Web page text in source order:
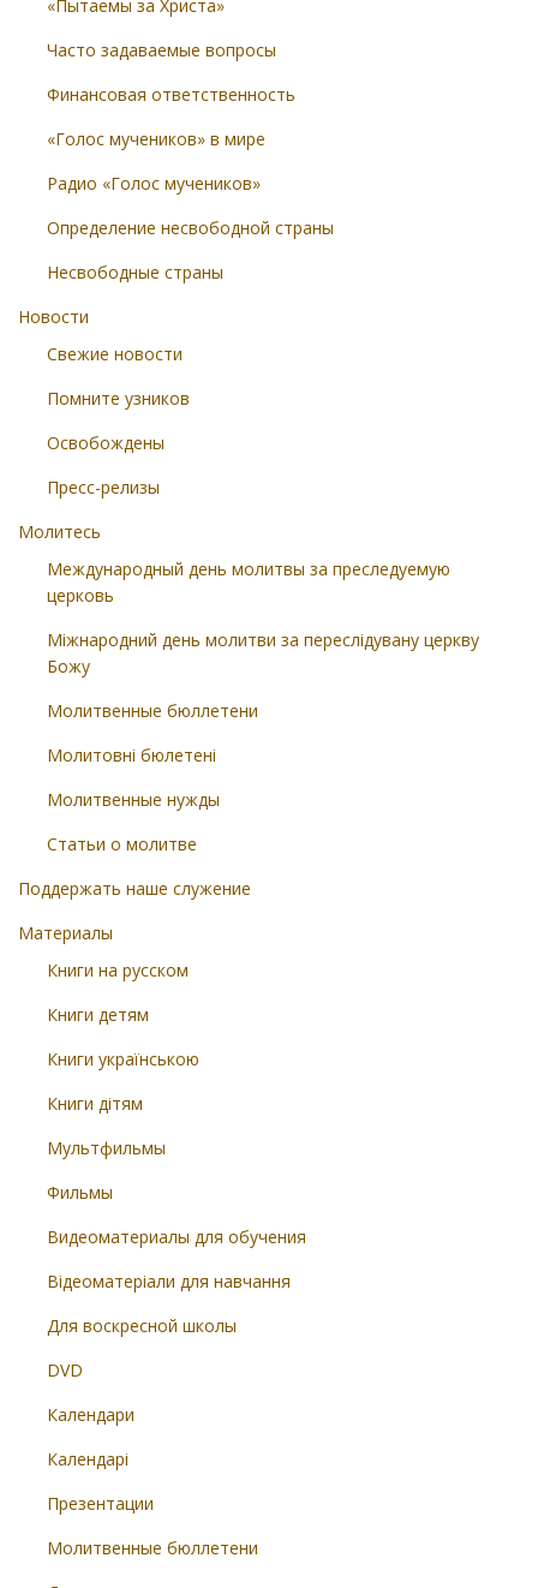
«Пытаемы за Христа»
Часто задаваемые вопросы
Финансовая ответственность
«Голос мучеников» в мире
Радио «Голос мучеников»
Определение несвободной страны
Несвободные страны
Новости
Свежие новости
Помните узников
Освобождены
Пресс-релизы
Молитесь
Международный день молитвы за преследуемую
церковь
Міжнародний день молитви за переслідувану церкву
Божу
Молитвенные бюллетени
Молитовні бюлетені
Молитвенные нужды
Статьи о молитве
Поддержать наше служение
Материалы
Книги на русском
Книги детям
Книги українською
Книги дітям
Мультфильмы
Фильмы
Видеоматериалы для обучения
Відеоматеріали для навчання
Для воскресной школы
DVD
Календари
Календарі
Презентации
Молитвенные бюллетени